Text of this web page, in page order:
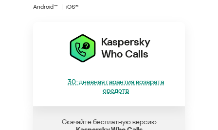
Android™ iOS®
Kaspersky
Who Calls
30-дневная гарантия возврата
средств
Скачайте бесплатную версию